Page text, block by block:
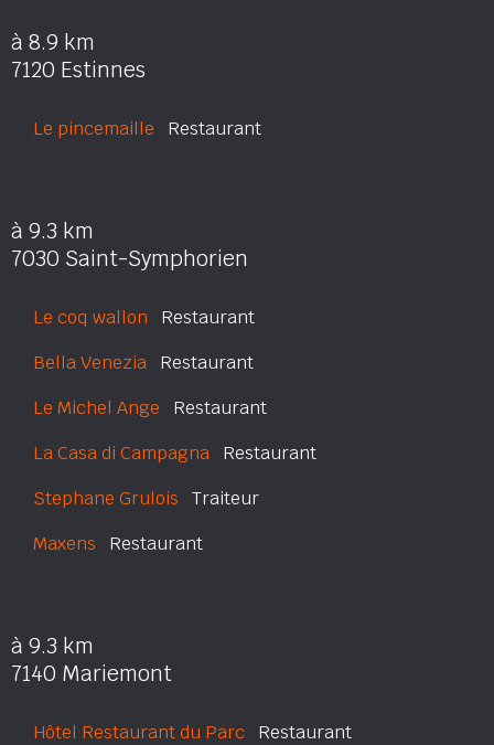
à 8.9 km
7120 Estinnes
Le pincemaille Restaurant
à 9.3 km
7030 Saint-Symphorien
Le coq wallon Restaurant
Bella Venezia Restaurant
Le Michel Ange Restaurant
La Casa di Campagna Restaurant
Stephane Grulois Traiteur
Maxens Restaurant
à 9.3 km
7140 Mariemont
Hôtel Restaurant du Parc Restaurant